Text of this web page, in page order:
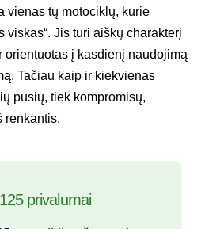
vienas tų motociklų, kurie
viskas“. Jis turi aiškų charakterį
orientuotas į kasdienį naudojimą
Tačiau kaip ir kiekvienas
pusių, tiek kompromisų,
renkantis.
privalumai